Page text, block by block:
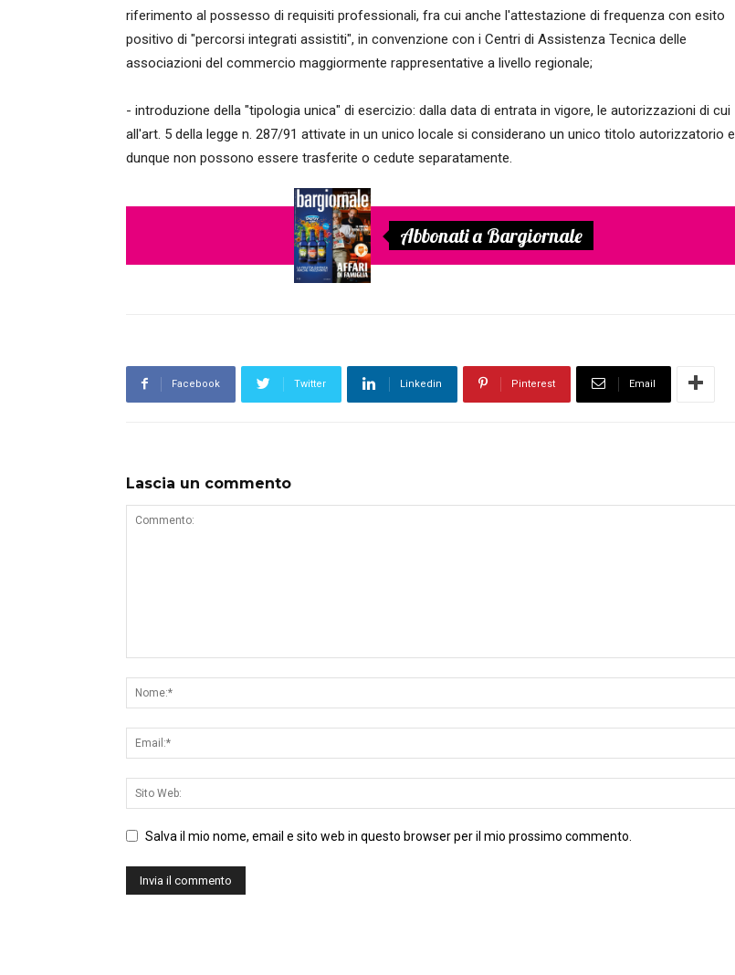
riferimento al possesso di requisiti professionali, fra cui anche l'attestazione di frequenza con esito
positivo di "percorsi integrati assistiti", in convenzione con i Centri di Assistenza Tecnica delle
associazioni del commercio maggiormente rappresentative a livello regionale;
- introduzione della "tipologia unica" di esercizio: dalla data di entrata in vigore, le autorizzazioni di cui
all'art. 5 della legge n. 287/91 attivate in un unico locale si considerano un unico titolo autorizzatorio e
dunque non possono essere trasferite o cedute separatamente.
Abbonati a Bargiornale
Facebook Twitter Linkedin Pinterest Email
Lascia un commento
Salva il mio nome, email e sito web in questo browser per il mio prossimo commento.